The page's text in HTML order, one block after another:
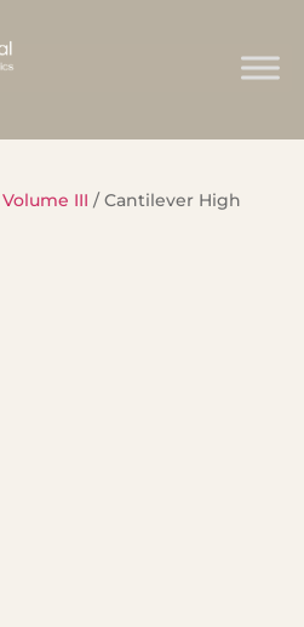
III / Cantilever High